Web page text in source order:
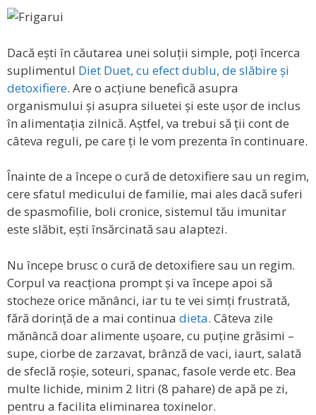
Dacă ești în căutarea unei soluții simple, poți încerca
suplimentul Diet Duet, cu efect dublu, de slăbire și
detoxifiere. Are o acțiune benefică asupra
organismului și asupra siluetei și este ușor de inclus
în alimentația zilnică. Aștfel, va trebui să ții cont de
câteva reguli, pe care ți le vom prezenta în continuare.
Înainte de a începe o cură de detoxifiere sau un regim,
cere sfatul medicului de familie, mai ales dacă suferi
de spasmofilie, boli cronice, sistemul tău imunitar
este slăbit, ești însărcinată sau alaptezi.
Nu începe brusc o cură de detoxifiere sau un regim.
Corpul va reacționa prompt și va începe apoi să
stocheze orice mănânci, iar tu te vei simți frustrată,
fără dorință de a mai continua dieta. Câteva zile
mănâncă doar alimente ușoare, cu puține grăsimi –
supe, ciorbe de zarzavat, brânză de vaci, iaurt, salată
de sfeclă roșie, soteuri, spanac, fasole verde etc. Bea
multe lichide, minim 2 litri (8 pahare) de apă pe zi,
pentru a facilita eliminarea toxinelor.